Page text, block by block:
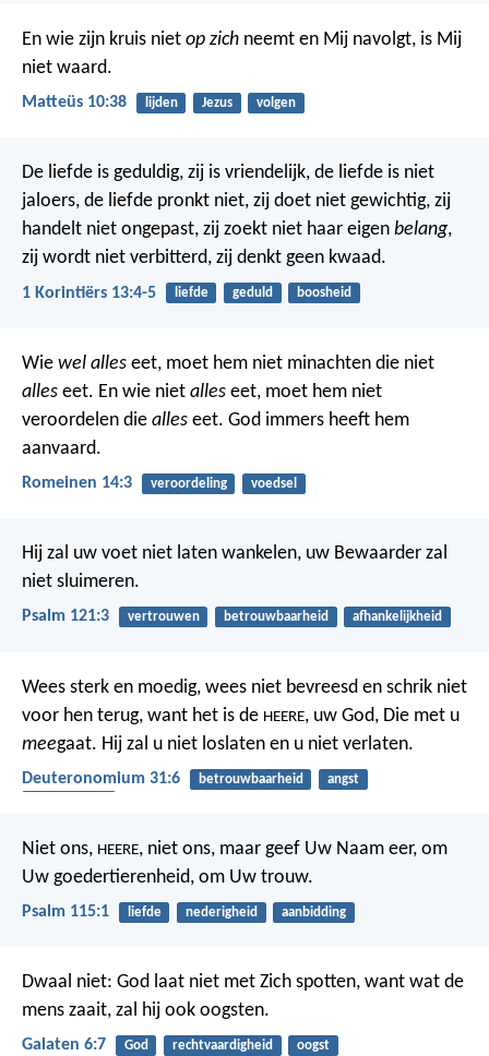
En wie zijn kruis niet op zich neemt en Mij navolgt, is Mij
niet waard.
Matteüs 10:38 lijden Jezus volgen
De liefde is geduldig, zij is vriendelijk, de liefde is niet
jaloers, de liefde pronkt niet, zij doet niet gewichtig, zij
handelt niet ongepast, zij zoekt niet haar eigen belang,
zij wordt niet verbitterd, zij denkt geen kwaad.
1 Korintiërs 13:4-5 liefde geduld boosheid
Wie wel alles eet, moet hem niet minachten die niet
alles eet. En wie niet alles eet, moet hem niet
veroordelen die alles eet. God immers heeft hem
aanvaard.
Romeinen 14:3 veroordeling voedsel
Hij zal uw voet niet laten wankelen, uw Bewaarder zal
niet sluimeren.
Psalm 121:3 vertrouwen betrouwbaarheid afhankelijkheid
Wees sterk en moedig, wees niet bevreesd en schrik niet
voor hen terug, want het is de HEERE, uw God, Die met u
meegaat. Hij zal u niet loslaten en u niet verlaten.
Deuteronomium 31:6 betrouwbaarheid
angst
Niet ons, HEERE, niet ons, maar geef Uw Naam eer, om
Uw goedertierenheid, om Uw trouw.
Psalm 115:1 liefde nederigheid aanbidding
Dwaal niet: God laat niet met Zich spotten, want wat de
mens zaait, zal hij ook oogsten.
Galaten 6:7 God rechtvaardigheid oogst